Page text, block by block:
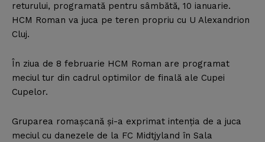
returului, programată pentru sâmbătă, 10 ianuarie.
HCM Roman va juca pe teren propriu cu U Alexandrion
Cluj.
În ziua de 8 februarie HCM Roman are programat
meciul tur din cadrul optimilor de finală ale Cupei
Cupelor.
Gruparea romaşcană şi-a exprimat intenţia de a juca
meciul cu danezele de la FC Midtjyland în Sala